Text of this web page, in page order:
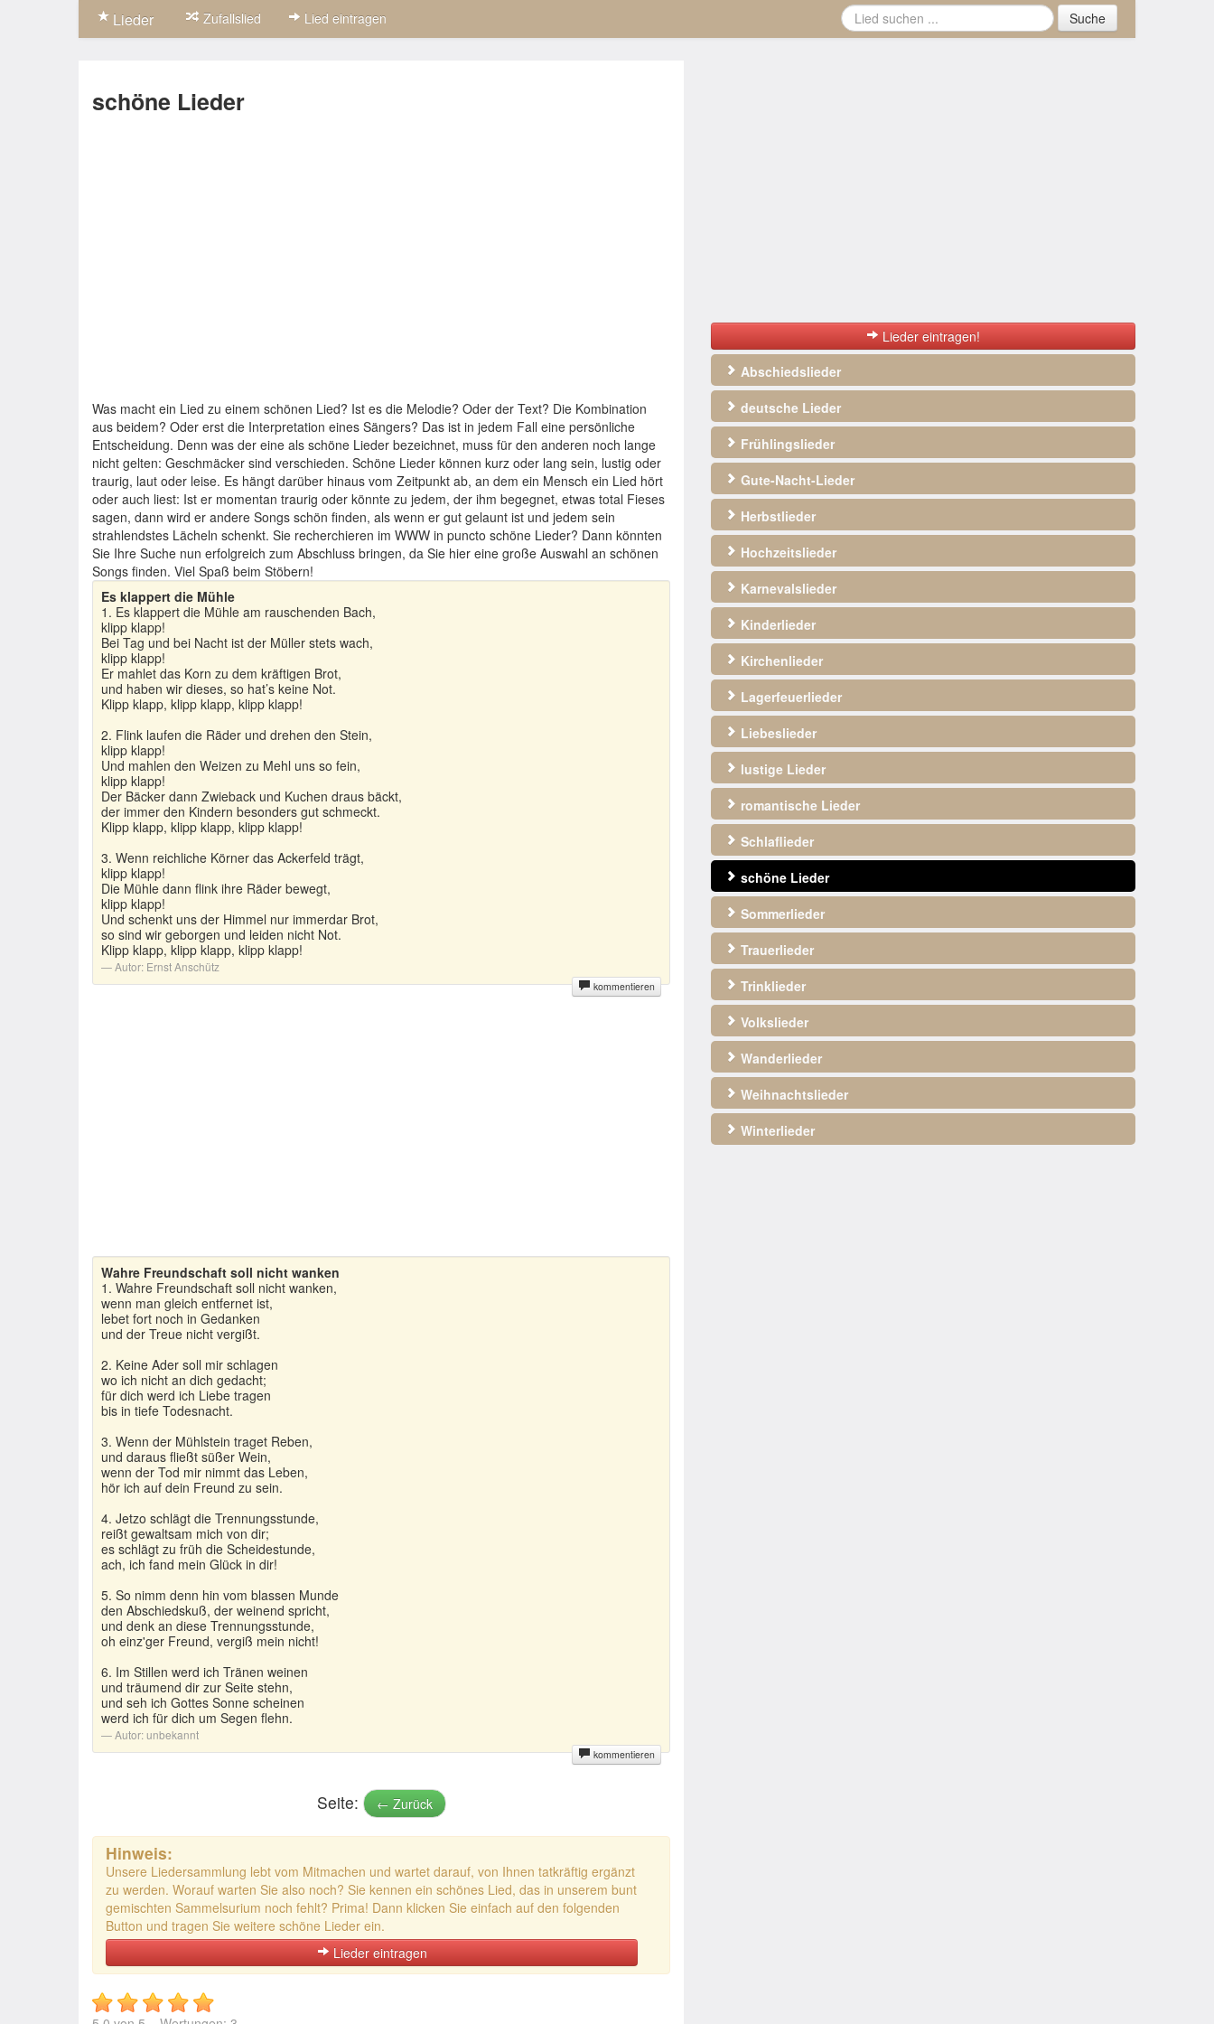
Lieder Zufallslied Lied eintragen Suche
schöne Lieder
Was macht ein Lied zu einem schönen Lied? Ist es die Melodie? Oder der Text? Die Kombination
aus beidem? Oder erst die Interpretation eines Sängers? Das ist in jedem Fall eine persönliche
Entscheidung. Denn was der eine als schöne Lieder bezeichnet, muss für den anderen noch lange
nicht gelten: Geschmäcker sind verschieden. Schöne Lieder können kurz oder lang sein, lustig oder
traurig, laut oder leise. Es hängt darüber hinaus vom Zeitpunkt ab, an dem ein Mensch ein Lied hört
oder auch liest: Ist er momentan traurig oder könnte zu jedem, der ihm begegnet, etwas total Fieses
sagen, dann wird er andere Songs schön finden, als wenn er gut gelaunt ist und jedem sein
strahlendstes Lächeln schenkt. Sie recherchieren im WWW in puncto schöne Lieder? Dann könnten
Sie Ihre Suche nun erfolgreich zum Abschluss bringen, da Sie hier eine große Auswahl an schönen
Songs finden. Viel Spaß beim Stöbern!
Es klappert die Mühle
1. Es klappert die Mühle am rauschenden Bach,
klipp klapp!
Bei Tag und bei Nacht ist der Müller stets wach,
klipp klapp!
Er mahlet das Korn zu dem kräftigen Brot,
und haben wir dieses, so hat’s keine Not.
Klipp klapp, klipp klapp, klipp klapp!
2. Flink laufen die Räder und drehen den Stein,
klipp klapp!
Und mahlen den Weizen zu Mehl uns so fein,
klipp klapp!
Der Bäcker dann Zwieback und Kuchen draus bäckt,
der immer den Kindern besonders gut schmeckt.
Klipp klapp, klipp klapp, klipp klapp!
3. Wenn reichliche Körner das Ackerfeld trägt,
klipp klapp!
Die Mühle dann flink ihre Räder bewegt,
klipp klapp!
Und schenkt uns der Himmel nur immerdar Brot,
so sind wir geborgen und leiden nicht Not.
Klipp klapp, klipp klapp, klipp klapp!
Autor: Ernst Anschütz
kommentieren
Wahre Freundschaft soll nicht wanken
1. Wahre Freundschaft soll nicht wanken,
wenn man gleich entfernet ist,
lebet fort noch in Gedanken
und der Treue nicht vergißt.
2. Keine Ader soll mir schlagen
wo ich nicht an dich gedacht;
für dich werd ich Liebe tragen
bis in tiefe Todesnacht.
3. Wenn der Mühlstein traget Reben,
und daraus fließt süßer Wein,
wenn der Tod mir nimmt das Leben,
hör ich auf dein Freund zu sein.
4. Jetzo schlägt die Trennungsstunde,
reißt gewaltsam mich von dir;
es schlägt zu früh die Scheidestunde,
ach, ich fand mein Glück in dir!
5. So nimm denn hin vom blassen Munde
den Abschiedskuß, der weinend spricht,
und denk an diese Trennungsstunde,
oh einz'ger Freund, vergiß mein nicht!
6. Im Stillen werd ich Tränen weinen
und träumend dir zur Seite stehn,
und seh ich Gottes Sonne scheinen
werd ich für dich um Segen flehn.
Autor:unbekannt
kommentieren
Seite: ← Zurück
Hinweis:
Unsere Liedersammlung lebt vom Mitmachen und wartet darauf, von Ihnen tatkräftig ergänzt
zu werden. Worauf warten Sie also noch? Sie kennen ein schönes Lied, das in unserem bunt
gemischten Sammelsurium noch fehlt? Prima! Dann klicken Sie einfach auf den folgenden
Button und tragen Sie weitere schöne Lieder ein.
Lieder eintragen
Lieder eintragen!
Abschiedslieder
deutsche Lieder
Frühlingslieder
Gute-Nacht-Lieder
Herbstlieder
Hochzeitslieder
Karnevalslieder
Kinderlieder
Kirchenlieder
Lagerfeuerlieder
Liebeslieder
lustige Lieder
romantische Lieder
Schlaflieder
schöne Lieder
Sommerlieder
Trauerlieder
Trinklieder
Volkslieder
Wanderlieder
Weihnachtslieder
Winterlieder